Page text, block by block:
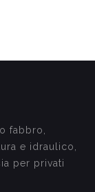
fabbro,
e idraulico,
per privati